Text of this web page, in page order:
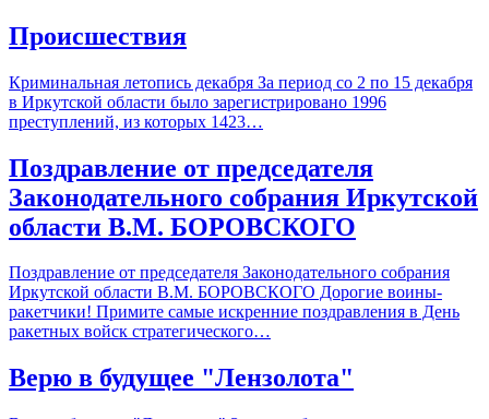
Происшествия
Криминальная летопись декабря За период со 2 по 15 декабря
в Иркутской области было зарегистрировано 1996
преступлений, из которых 1423…
Поздравление от председателя
Законодательного собрания Иркутской
области В.М. БОРОВСКОГО
Поздравление от председателя Законодательного собрания
Иркутской области В.М. БОРОВСКОГО Дорогие воины-
ракетчики! Примите самые искренние поздравления в День
ракетных войск стратегического…
Верю в будущее "Лензолота"